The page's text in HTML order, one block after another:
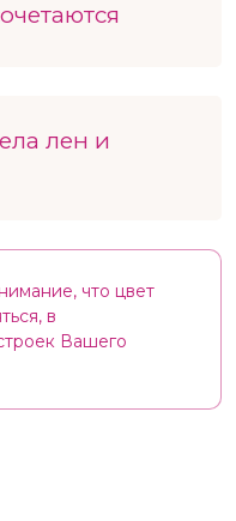
лен и
что цвет
в
Вашего